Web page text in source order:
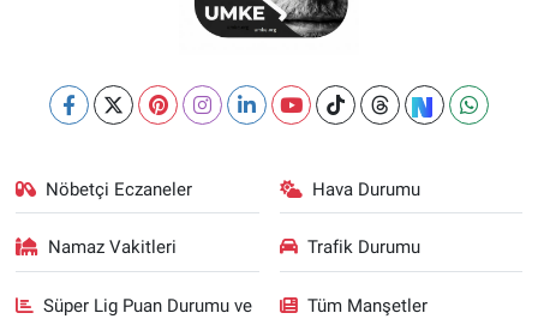
Nöbetçi Eczaneler Hava Durumu
Namaz Vakitleri Trafik Durumu
Süper Lig Puan Durumu ve
Tüm Manşetler